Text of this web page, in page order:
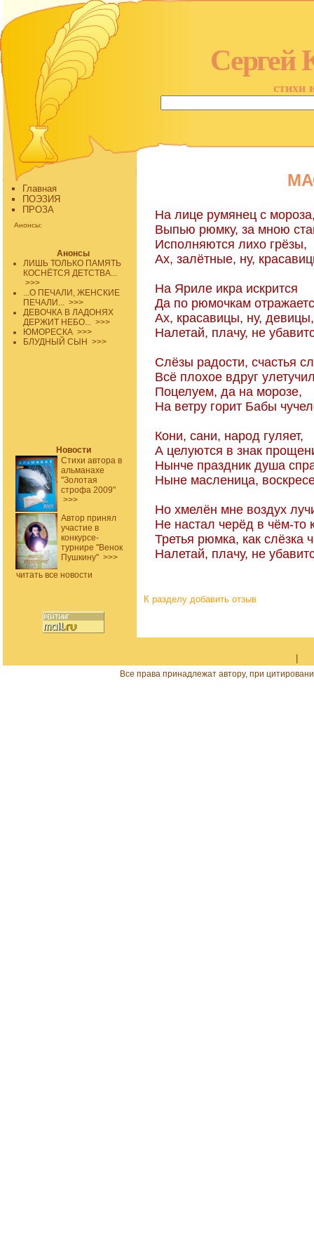
Сергей
стихи
Главная
ПОЭЗИЯ
ПРОЗА
Анонсы:
Анонсы
ЛИШЬ ТОЛЬКО ПАМЯТЬ
КОСНЁТСЯ ДЕТСТВА...
>>>
...О ПЕЧАЛИ, ЖЕНСКИЕ
ПЕЧАЛИ... >>>
ДЕВОЧКА В ЛАДОНЯХ
ДЕРЖИТ НЕБО... >>>
ЮМОРЕСКА >>>
БЛУДНЫЙ СЫН >>>
Новости
Стихи автора в
альманахе
"Золотая
строфа 2009"
>>>
Автор принял
участие в
конкурсе-
турнире "Венок
Пушкину" >>>
читать все новости
На лице румянец с
Выпью рюмку, за мною
Исполняются лихо грёзы,
Ах, залётные, ну,
На Яриле икра искрится
Да по рюмочкам
Ах, красавицы, ну, девицы,
Налетай, плачу, не
Слёзы радости, счастья
Всё плохое вдруг
Поцелуем, да на морозе,
На ветру горит Бабы
Кони, сани, народ гуляет,
А целуются в знак
Нынче праздник душа
Ныне масленица,
Но хмелён мне воздух
Не настал черёд в чём-то
Третья рюмка, как слёзка
Налетай, плачу, не
К разделу добавить отзыв
Все права принадлежат автору, при